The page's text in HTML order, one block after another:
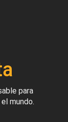
para
mundo.